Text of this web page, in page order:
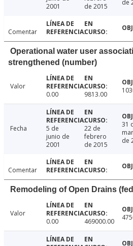
2001
de 2015
de
Comentar
Operational water user
strengthened (number)
Valor
0.00
9813.00
Fecha
5 de
junio de
2001
22 de
febrero
de 2015
31
de
Comentar
Remodeling of Open Drains
Valor
0.00
469000.00